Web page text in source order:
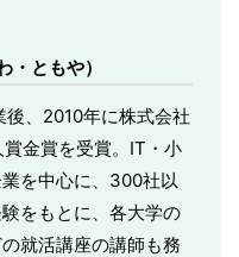
・ともや）
、2010年に株式会社
金賞を受賞。IT・小
を中心に、300社以
をもとに、各大学の
就活講座の講師も務